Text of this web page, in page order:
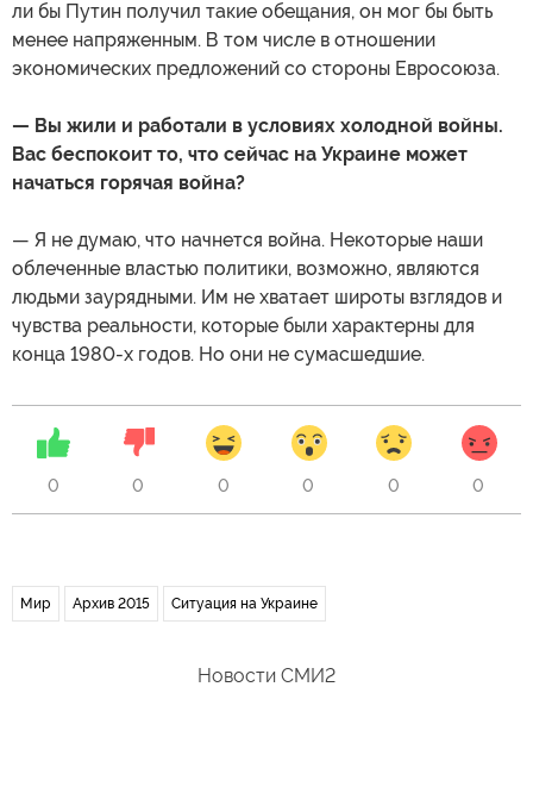
ли бы Путин получил такие обещания, он мог бы быть
менее напряженным. В том числе в отношении
экономических предложений со стороны Евросоюза.
— Вы жили и работали в условиях холодной войны.
Вас беспокоит то, что сейчас на Украине может
начаться горячая война?
— Я не думаю, что начнется война. Некоторые наши
облеченные властью политики, возможно, являются
людьми заурядными. Им не хватает широты взглядов и
чувства реальности, которые были характерны для
конца 1980-х годов. Но они не сумасшедшие.
0 0 0 0 0 0
Мир Архив 2015 Ситуация на Украине
Новости СМИ2